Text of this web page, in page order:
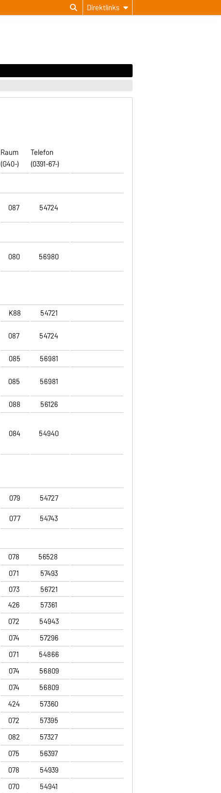
Direktlinks
Raum
(G40-)
Telefon
(0391-67-)
087 54724
080 56980
K88
54721
087
54724
085
56981
085
56981
088 56126
084 54940
079
54727
077 54743
078
56528
071
57493
073
56721
426
57361
072
54943
074
57296
071
54866
074
56809
074
56809
424
57360
072
57395
082
57327
075
56397
078
54939
070
54941